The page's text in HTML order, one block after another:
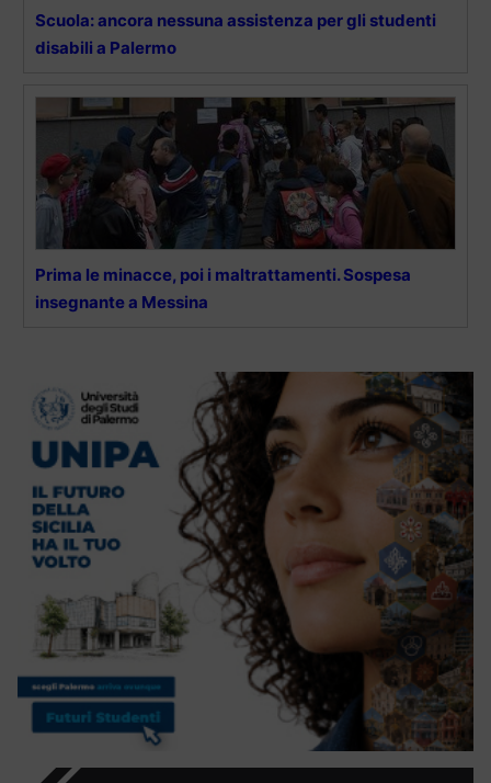
Scuola: ancora nessuna assistenza per gli studenti
disabili a Palermo
Prima le minacce, poi i maltrattamenti. Sospesa
insegnante a Messina